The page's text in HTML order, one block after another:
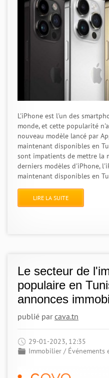
L'iPhone est l'un des
monde, et cette popularité
nouveau modèle lancé par
maintenant disponibles en
sont impatients de mettre la
derniers modèles d'iPhone,
maintenant disponibles en
LIRE LA SUITE
Le secteur de
populaire en
annonces
publié parcava.tn
29-01-2023, 12:35
Immobilier / Événements